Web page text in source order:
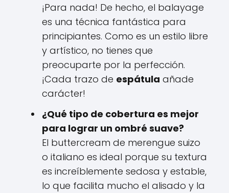
¡Para nada! De hecho, el balayage
es una técnica fantástica para
principiantes. Como es un estilo libre
y artístico, no tienes que
preocuparte por la perfección.
¡Cada trazo de espátula añade
carácter!
¿Qué tipo de cobertura es mejor
para lograr un ombré suave?
El buttercream de merengue suizo
o italiano es ideal porque su textura
es increíblemente sedosa y estable,
lo que facilita mucho el alisado y la